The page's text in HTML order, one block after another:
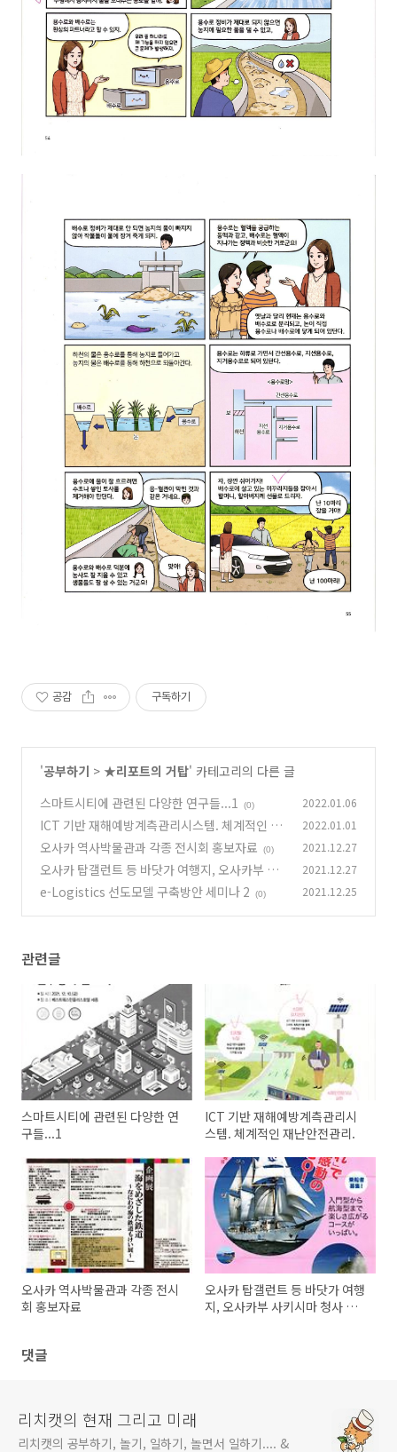
공감 구독하기
'공부하기 > ★리포트의 거탑' 카테고리의 다른 글
스마트시티에 관련된 다양한 연구들...1
(0) 2022.01.06
ICT 기반 재해예방계측관리시스템. 체계적인 재
난안전관리.
(0)
2022.01.01
오사카 역사박물관과 각종 전시회 홍보자료 (0) 2021.12.27
오사카 탑갤런트 등 바닷가 여행지, 오사카부 사
키시마 청사 전망대
(0)
2021.12.27
e-Logistics 선도모델 구축방안 세미나 2 (0) 2021.12.25
관련글
스마트시티에 관련된 다양한 연
구들...1
ICT 기반 재해예방계측관리시
스템. 체계적인 재난안전관리.
오사카 역사박물관과 각종 전시
회 홍보자료
오사카 탑갤런트 등 바닷가 여행
지, 오사카부 사키시마 청사 전
댓글
리치캣의 현재 그리고 미래
리치캣의 공부하기, 놀기, 일하기, 놀면서 일하기.... &